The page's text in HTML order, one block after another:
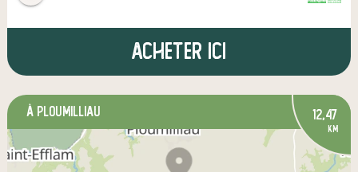
CERTIFIÉ PAR FR-BIO-01
AGRICULTURE FRANCE
Acheter ici
à Ploumilliau 12,47
km